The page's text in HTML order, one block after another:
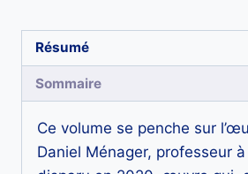
littérature
européenne
miroir
de
Résumé
Sommaire
Ce volume se penche sur
Daniel Ménager, professeur